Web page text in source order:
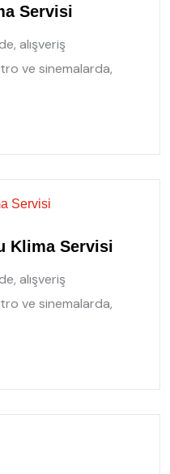
Servisi
alışveriş
ve sinemalarda,
Klima Servisi
alışveriş
ve sinemalarda,